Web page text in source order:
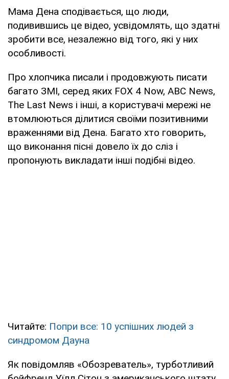
Мама Дена сподівається, що люди,
подивившись це відео, усвідомлять, що здатні
зробити все, незалежно від того, які у них
особливості.
Про хлопчика писали і продовжують писати
багато ЗМІ, серед яких FOX 4 Now, ABC News,
The Last News і інші, а користувачі мережі не
втомлюються ділитися своїми позитивними
враженнями від Дена. Багато хто говорить,
що виконання пісні довело їх до сліз і
пропонують викладати інші подібні відео.
Читайте: Попри все: 10 успішних людей з
синдромом Дауна
Як повідомляв «Обозреватель», турботливий